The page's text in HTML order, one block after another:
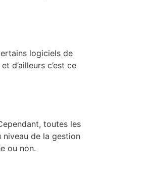
logiciels de
d’ailleurs c’est ce
toutes les
niveau de la gestion
ou non.